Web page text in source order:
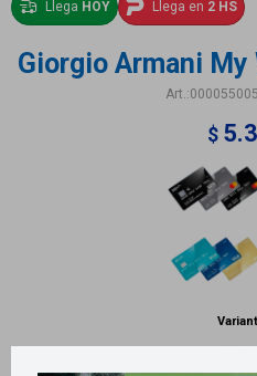
Llega HOY Llega en 2 HS
Giorgio Armani My
$